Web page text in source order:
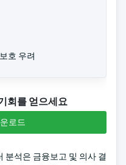
호 우려
회를 얻으세요
로드
분석은 금융보고 및 의사 결